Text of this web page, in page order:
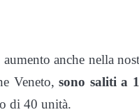
anche nella
Veneto,sono saliti a
di 40 unità.